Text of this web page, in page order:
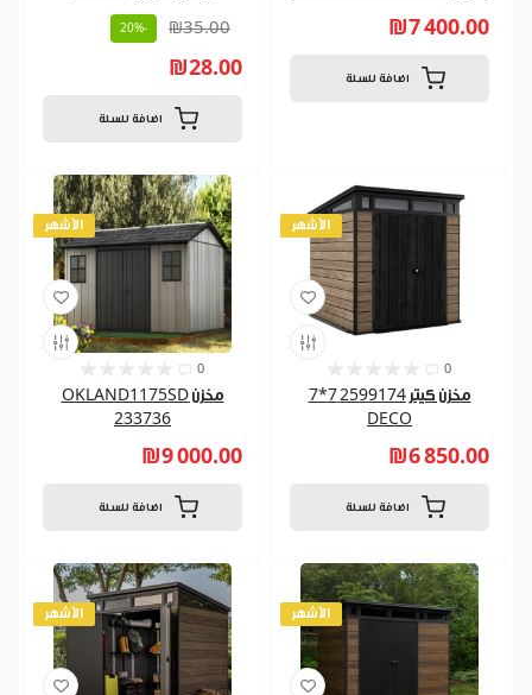
₪35.00
-20%
₪28.00
اضافة للسلة
₪7 400.00
اضافة للسلة
الأشهر
0
مخزن OKLAND1175SD
233736
₪9 000.00
اضافة للسلة
الأشهر
0
مخزن كيتر 2599174 7*7
DECO
₪6 850.00
اضافة للسلة
الأشهر الأشهر